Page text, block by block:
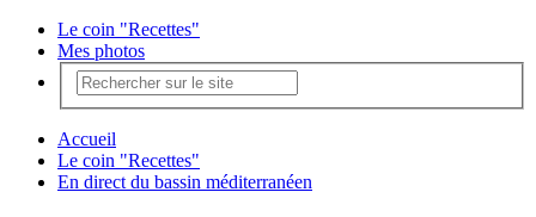
Le coin "Recettes"
Mes photos
Accueil
Le coin "Recettes"
En direct du bassin méditerranéen